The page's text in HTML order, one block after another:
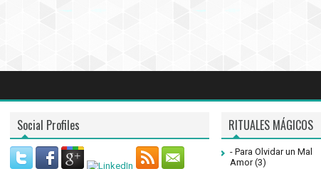
Social Profiles RITUALES MÁGICOS
- Para Olvidar un Mal
Amor (3)